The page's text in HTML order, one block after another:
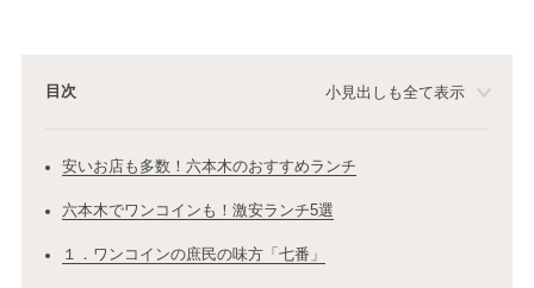
目次 小見出しも全て表示
安いお店も多数！六本木のおすすめランチ
六本木でワンコインも！激安ランチ5選
１．ワンコインの庶民の味方「七番」